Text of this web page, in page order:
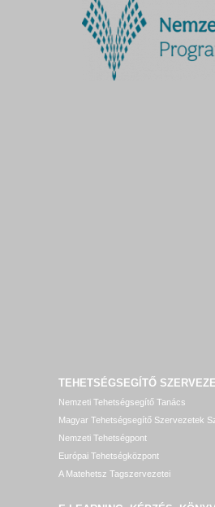
TEHETSÉGSEGÍTŐ
Nemzeti Tehetségsegítő Tanács
Magyar Tehetségsegítő Szervezetek
Nemzeti Tehetségpont
Európai Tehetségközpont
A Matehetsz Tagszervezetei